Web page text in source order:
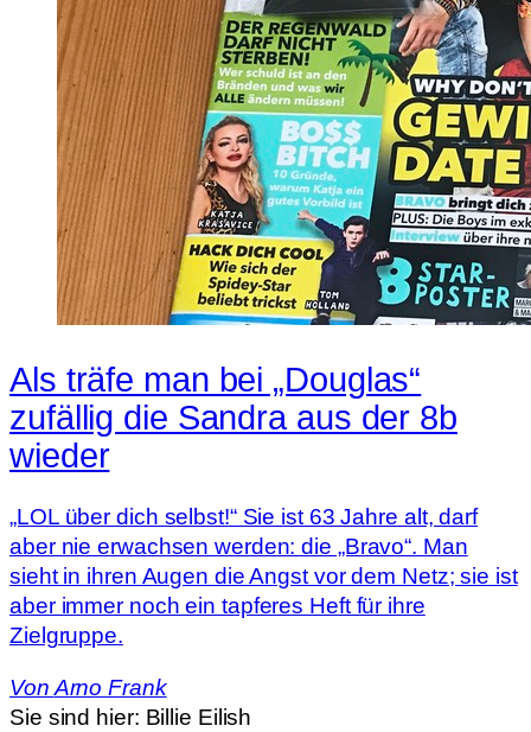
Als träfe man bei „Douglas“
zufällig die Sandra aus der 8b
wieder
„LOL über dich selbst!“ Sie ist 63 Jahre alt, darf
aber nie erwachsen werden: die „Bravo“. Man
sieht in ihren Augen die Angst vor dem Netz; sie ist
aber immer noch ein tapferes Heft für ihre
Zielgruppe.
Von Arno Frank
Sie sind hier: Billie Eilish